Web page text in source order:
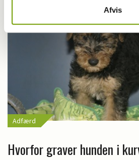
Afvis
Adfærd
Hvorfor graver hunden i